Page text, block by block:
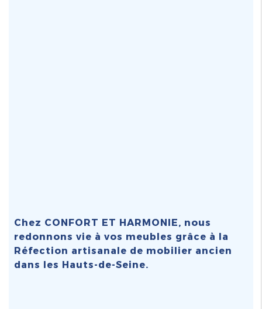
Chez CONFORT ET HARMONIE, nous
redonnons vie à vos meubles grâce à la
Réfection artisanale de mobilier ancien
dans les Hauts-de-Seine.